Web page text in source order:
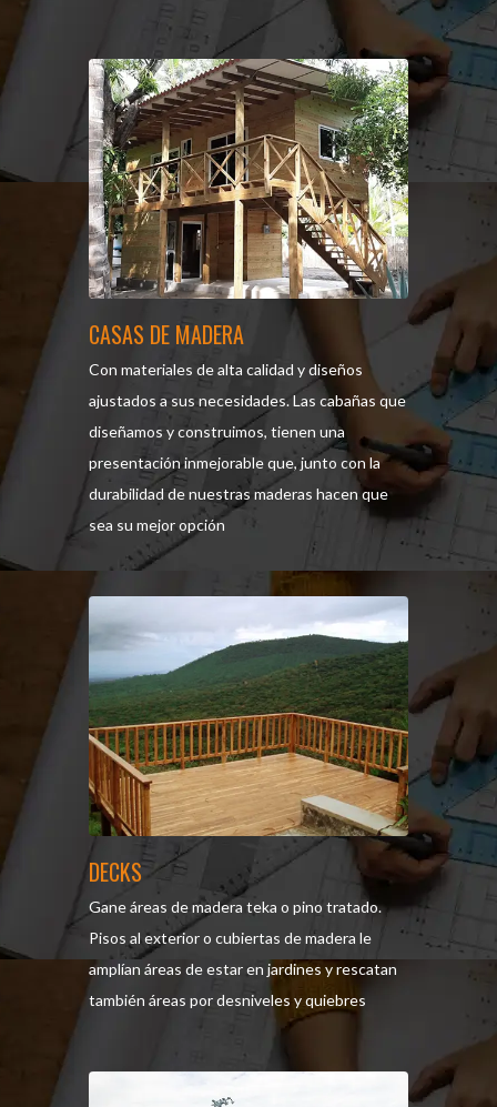
CASAS DE MADERA
Con materiales de alta calidad y diseños
ajustados a sus necesidades. Las cabañas que
diseñamos y construimos, tienen una
presentación inmejorable que, junto con la
durabilidad de nuestras maderas hacen que
sea su mejor opción
DECKS
Gane áreas de madera teka o pino tratado.
Pisos al exterior o cubiertas de madera le
amplían áreas de estar en jardines y rescatan
también áreas por desniveles y quiebres